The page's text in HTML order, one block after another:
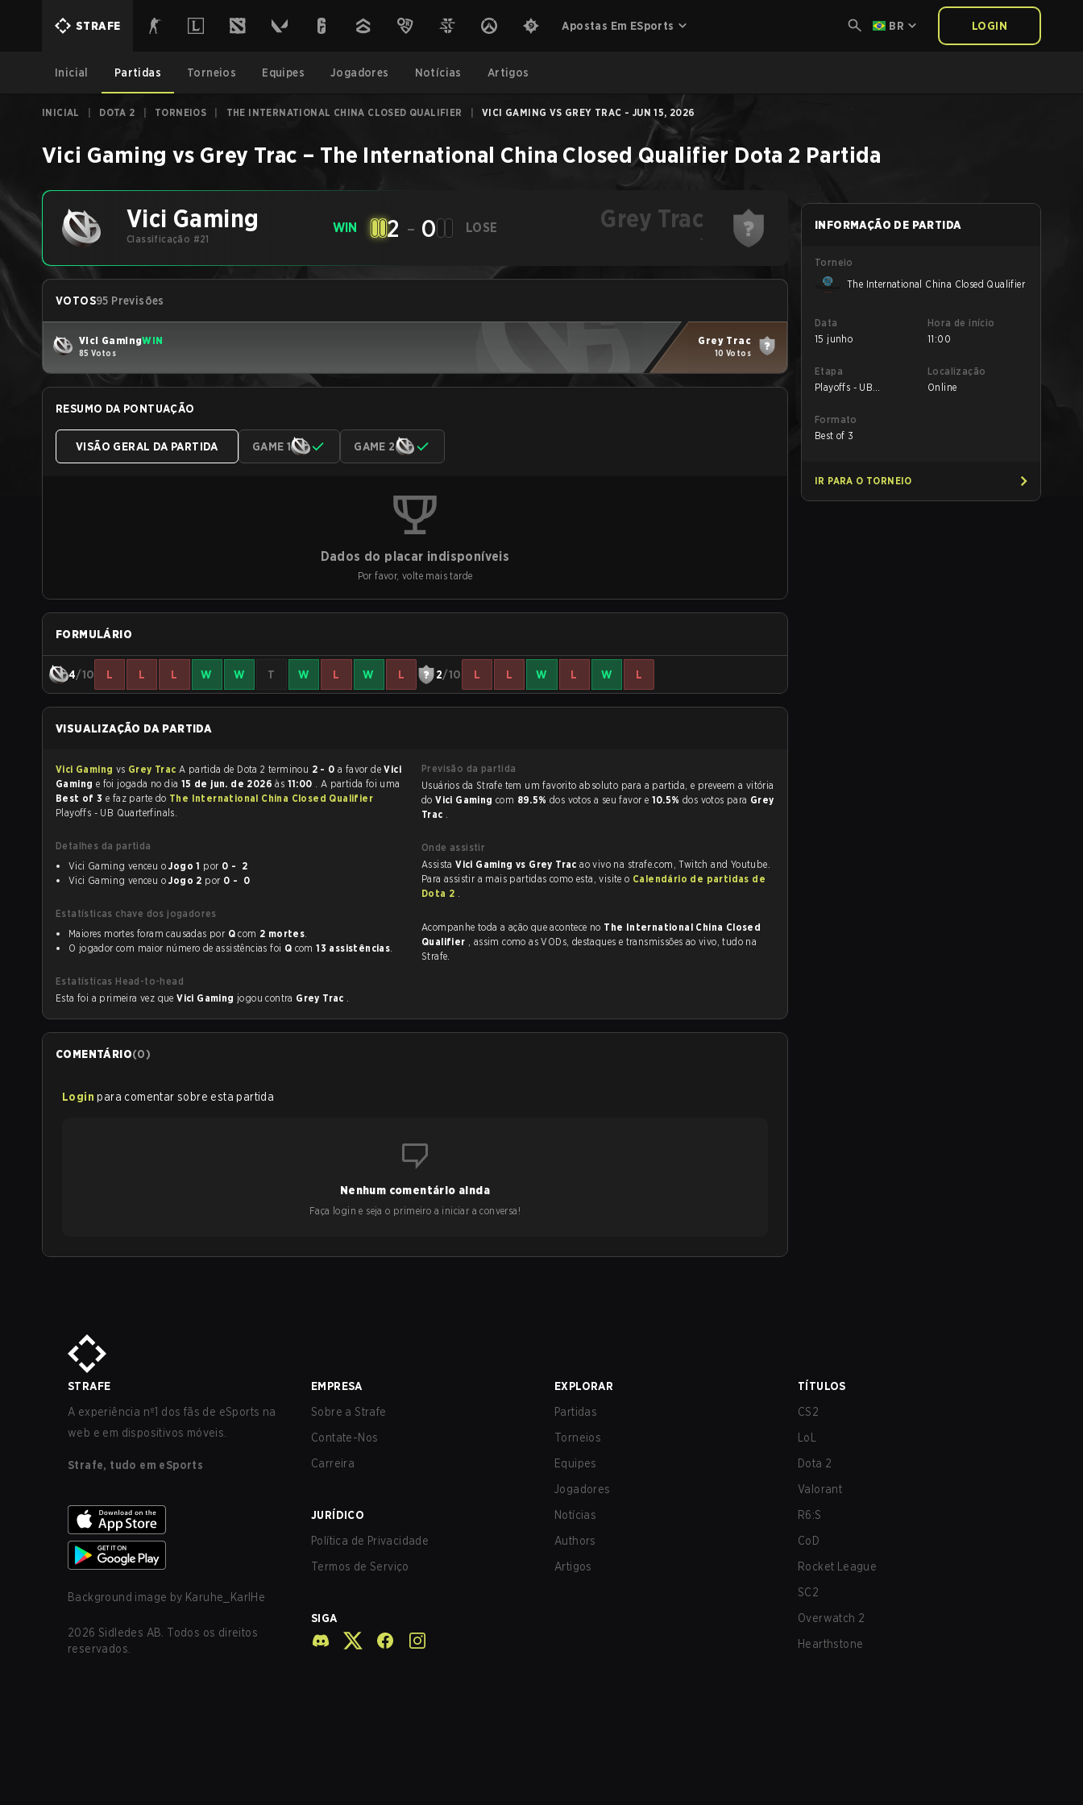
STRAFE Apostas Em ESports BR LOGIN
Inicial Partidas Torneios Equipes Jogadores Notícias Artigos
INICIAL DOTA 2 TORNEIOS THE INTERNATIONAL CHINA CLOSED QUALIFIER VICI GAMING VS GREY TRAC - JUN 15, 2026
Vici Gaming vs Grey Trac – The International China Closed Qualifier Dota 2 Partida
Vici Gaming
Classificação #21
WIN 2 - 0 LOSE Grey Trac
-
VOTOS95 Previsões
Vici GamingWIN
85 Votos
Grey Trac
10 Votos
RESUMO DA PONTUAÇÃO
VISÃO GERAL DA PARTIDA GAME 1 GAME 2
Dados do placar indisponíveis
Por favor, volte mais tarde
FORMULÁRIO
4/10 L L L W W T W L W L 2/10 L L W L W L
VISUALIZAÇÃO DA PARTIDA
Vici Gaming vs Grey Trac A partida de Dota 2 terminou 2 - 0 a favor deVici
Gaming
e foi jogada no dia 15 de jun. de 2026às 11:00 . A partida foi uma
Best of 3 e faz parte do The International China Closed Qualifier
Playoffs - UB Quarterfinals.
Detalhes da partida
Vici Gaming venceu oJogo 1 por
0 - 2
Vici Gaming venceu oJogo 2 por 0 - 0
Estatísticas chave dos jogadores
Maiores mortes foram causadas por Qcom 2 mortes.
O jogador com maior número de assistências foi Q com13 assistências.
Estatísticas Head-to-head
Esta foi a primeira vez queVici Gaming jogou contra Grey Trac .
Previsão da partida
Usuários da Strafe tem um favorito absoluto para a partida, e preveem a vitória
doVici Gaming com 89.5% dos votos a seu favor e 10.5% dos votos para Grey
Trac .
Onde assistir
AssistaVici Gaming vs Grey Tracao vivo na strafe.com, Twitch and Youtube.
Para assistir a mais partidas como esta, visite o Calendário de partidas de
Dota 2 .
Acompanhe toda a ação que acontece no The International China Closed
Qualifier , assim como as VODs, destaques e transmissões ao vivo, tudo na
Strafe.
COMENTÁRIO(0)
Login para comentar sobre esta partida
Nenhum comentário ainda
Faça login e seja o primeiro a iniciar a conversa!
INFORMAÇÃO DE PARTIDA
Torneio
The International China Closed Qualifier
Data
15 junho
Hora de início
11:00
Etapa
Playoffs - UB
Localização
Online
Formato
Best of 3
IR PARA O TORNEIO
STRAFE
A experiência nº1 dos fãs de eSports na
web e em dispositivos móveis.
Strafe, tudo em eSports
Background image by Karuhe_KarlHe
2026 Sidledes AB. Todos os direitos
reservados.
EMPRESA
Sobre a Strafe
Contate-Nos
Carreira
JURÍDICO
Política de Privacidade
Termos de Serviço
SIGA
EXPLORAR
Partidas
Torneios
Equipes
Jogadores
Notícias
Authors
Artigos
TÍTULOS
CS2
LoL
Dota 2
Valorant
R6:S
CoD
Rocket League
SC2
Overwatch 2
Hearthstone